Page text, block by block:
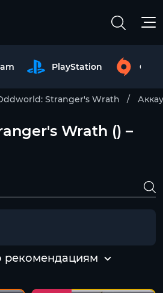
PlayStation
Stranger's Wrath
Wrath () –
рекомендациям